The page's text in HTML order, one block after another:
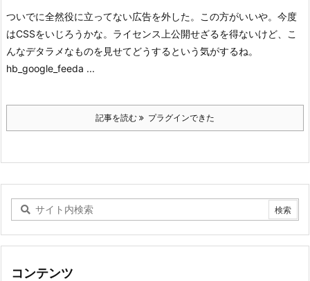
ついでに全然役に立ってない広告を外した。この方がいいや。 今度
はCSSをいじろうかな。 ライセンス上公開せざるを得ないけど、こ
んなデタラメなものを見せてどうするという気がするね。
hb_google_feeda ...
記事を読む プラグインできた
コンテンツ